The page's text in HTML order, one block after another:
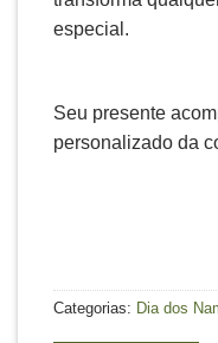
especial.
Seu presente
personalizado da
Categorias: Dia dos